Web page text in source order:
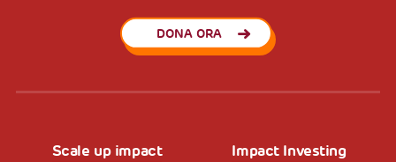
DONA ORA
Scale up impact Impact Investing